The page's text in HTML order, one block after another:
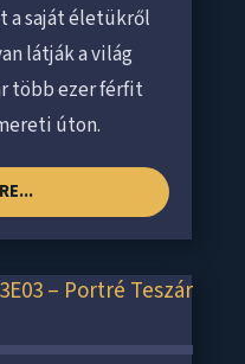
a saját életükről
látják a világ
több ezer férfit
úton.